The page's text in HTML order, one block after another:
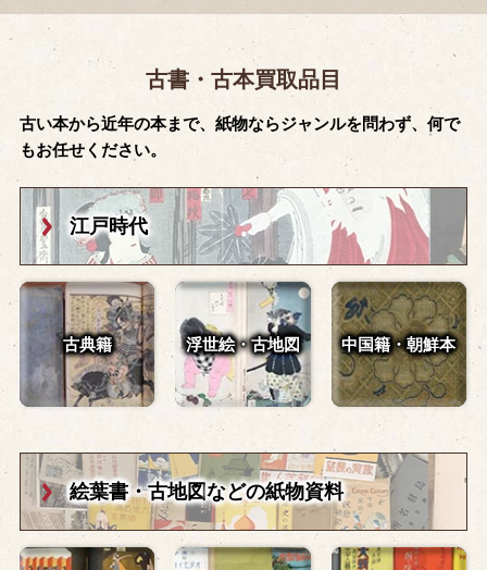
古書・古本買取品目
古い本から近年の本まで、紙物ならジャンルを問わず、何で
もお任せください。
江戸時代
古典籍 浮世絵・古地図 中国籍・朝鮮本
絵葉書・古地図などの紙物資料